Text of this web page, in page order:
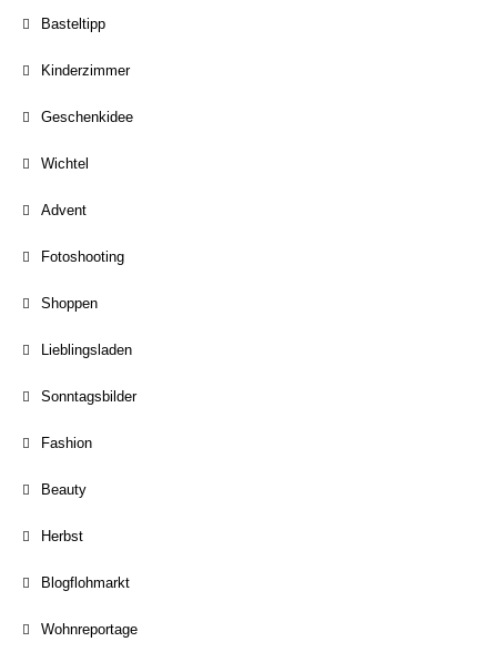
Basteltipp
Kinderzimmer
Geschenkidee
Wichtel
Advent
Fotoshooting
Shoppen
Lieblingsladen
Sonntagsbilder
Fashion
Beauty
Herbst
Blogflohmarkt
Wohnreportage